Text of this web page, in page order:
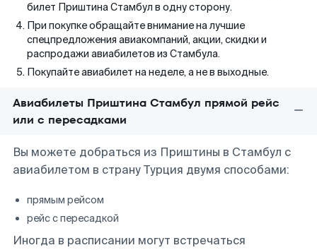
билет Приштина Стамбул в одну сторону.
При покупке обращайте внимание на лучшие
спецпредложения авиакомпаний, акции, скидки и
распродажи авиабилетов из Стамбула.
Покупайте авиабилет на неделе, а не в выходные.
Авиабилеты Приштина Стамбул прямой рейс
или с пересадками
Вы можете добраться из Приштины в Стамбул с
авиабилетом в страну Турция двумя способами:
прямым рейсом
рейс с пересадкой
Иногда в расписании могут встречаться